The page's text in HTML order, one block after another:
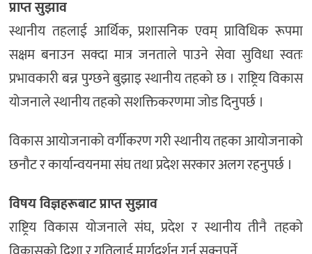
प्राप्त सुझाव
स्थानीय तहलाई आर्थिक, प्रशासनिक एवम् प्राविधिक रूपमा
सक्षम बनाउन सक्दा मात्र जनताले पाउने सेवा सुविधा स्वतः
प्रभावकारी बन्न पुग्छने बुझाइ स्थानीय तहको छ । राष्ट्रिय विकास
योजनाले स्थानीय तहको सशक्तिकरणमा जोड दिनुपर्छ ।
विकास आयोजनाको वर्गीकरण गरी स्थानीय तहका आयोजनाको
छनौट र कार्यान्वयनमा संघ तथा प्रदेश सरकार अलग रहनुपर्छ ।
विषय विज्ञहरूबाट प्राप्त सुझाव
राष्ट्रिय विकास योजनाले संघ, प्रदेश र स्थानीय तीनै तहको